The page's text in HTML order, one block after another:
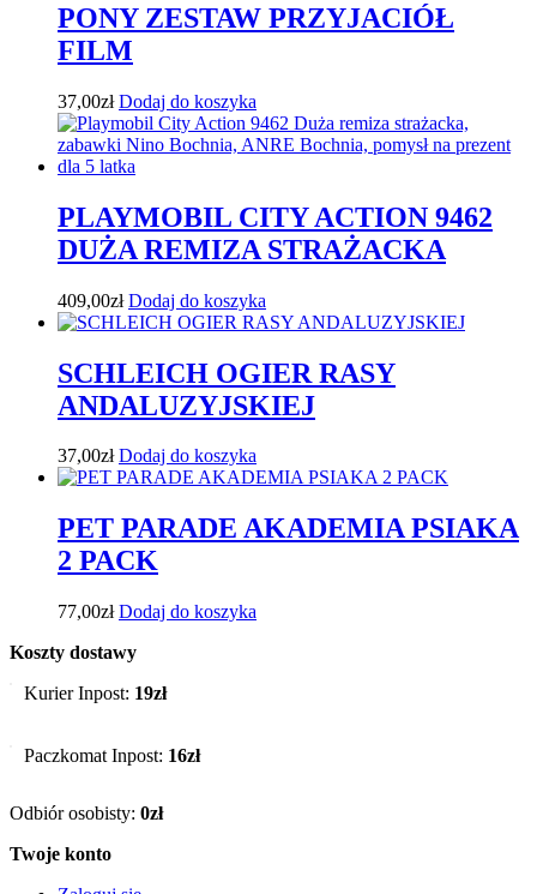
PONY ZESTAW PRZYJACIÓŁ
FILM
37,00zł Dodaj do koszyka
PLAYMOBIL CITY ACTION 9462
DUŻA REMIZA STRAŻACKA
409,00zł Dodaj do koszyka
SCHLEICH OGIER RASY
ANDALUZYJSKIEJ
37,00zł Dodaj do koszyka
PET PARADE AKADEMIA PSIAKA
2 PACK
77,00zł Dodaj do koszyka
Koszty dostawy
Kurier Inpost: 19zł
Paczkomat Inpost: 16zł
Odbiór osobisty: 0zł
Twoje konto